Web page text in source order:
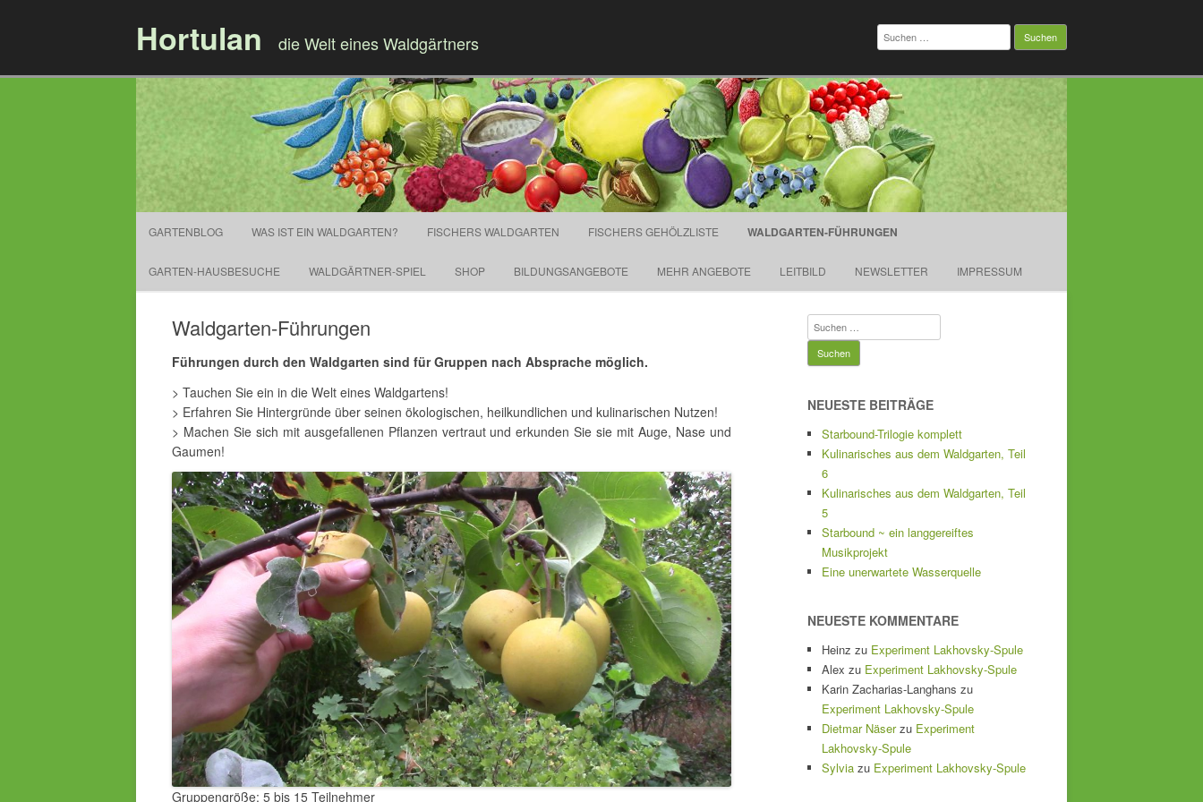
Hortulan die Welt eines Waldgärtners
Suchen
nach:
GARTENBLOG WAS IST EIN WALDGARTEN? FISCHERS WALDGARTEN FISCHERS GEHÖLZLISTE WALDGARTEN-FÜHRUNGEN
GARTEN-HAUSBESUCHE WALDGÄRTNER-SPIEL SHOP BILDUNGSANGEBOTE MEHR ANGEBOTE LEITBILD NEWSLETTER IMPRESSUM
Waldgarten-Führungen
Führungen durch den Waldgarten sind für Gruppen nach Absprache möglich.
> Tauchen Sie ein in die Welt eines Waldgartens!
> Erfahren Sie Hintergründe über seinen ökologischen, heilkundlichen und kulinarischen Nutzen!
> Machen Sie sich mit ausgefallenen Pflanzen vertraut und erkunden Sie sie mit Auge, Nase und
Gaumen!
Gruppengröße: 5 bis 15 Teilnehmer
Suchen
nach:
NEUESTE BEITRÄGE
Starbound-Trilogie komplett
Kulinarisches aus dem Waldgarten, Teil
6
Kulinarisches aus dem Waldgarten, Teil
5
Starbound ~ ein langgereiftes
Musikprojekt
Eine unerwartete Wasserquelle
NEUESTE KOMMENTARE
Heinz zu Experiment Lakhovsky-Spule
Alex zu Experiment Lakhovsky-Spule
Karin Zacharias-Langhans zu
Experiment Lakhovsky-Spule
Dietmar Näserzu Experiment
Lakhovsky-Spule
Sylvia zu Experiment Lakhovsky-Spule